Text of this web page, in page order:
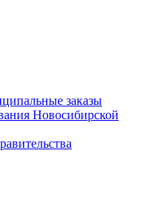
заказы
Новосибирской